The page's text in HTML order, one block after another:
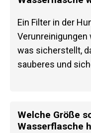
Ein Filter in der
Verunreinigungen
was sicherstellt,
sauberes und
Welche Größe
Wasserflasche